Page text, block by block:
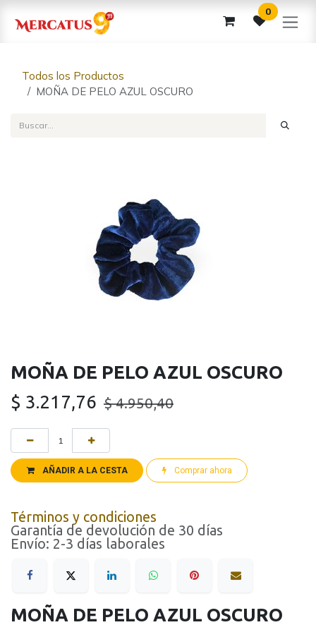
0
Todos los Productos
MOÑA DE PELO AZUL OSCURO
MOÑA DE PELO AZUL OSCURO
$ 3.217,76 $4.950,40
AÑADIR A LA CESTA Comprar ahora
Términos y condiciones
Garantía de devolución de 30 días
Envío: 2-3 días laborales
MOÑA DE PELO AZUL OSCURO